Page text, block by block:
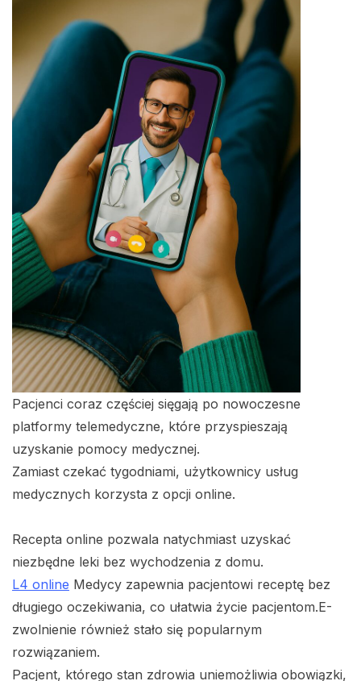
Pacjenci coraz częściej sięgają po nowoczesne
platformy telemedyczne, które przyspieszają
uzyskanie pomocy medycznej.
Zamiast czekać tygodniami, użytkownicy usług
medycznych korzysta z opcji online.
Recepta online pozwala natychmiast uzyskać
niezbędne leki bez wychodzenia z domu.
L4 online Medycy zapewnia pacjentowi receptę bez
długiego oczekiwania, co ułatwia życie pacjentom.E-
zwolnienie również stało się popularnym
rozwiązaniem.
Pacjent, którego stan zdrowia uniemożliwia obowiązki,